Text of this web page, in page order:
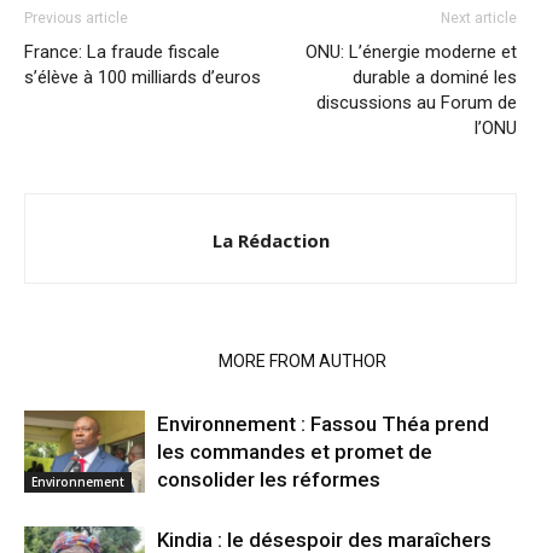
Previous article
France: La fraude fiscale
s’élève à 100 milliards d’euros
Next article
ONU: L’énergie moderne et
durable a dominé les
discussions au Forum de
l’ONU
La Rédaction
MORE FROM AUTHOR
Environnement
Environnement : Fassou Théa prend
les commandes et promet de
consolider les réformes
Kindia : le désespoir des maraîchers